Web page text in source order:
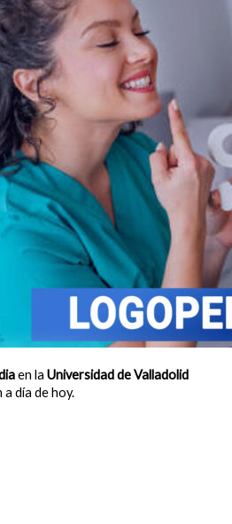
en la Universidad de Valladolid
día de hoy.